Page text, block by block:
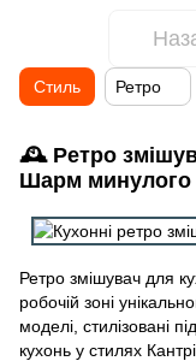
🕰️ Ретро
Шарм минулого
Ретро змішувач для
робочій зоні
моделі, стилізовані
кухонь у стилях
Стиль Ретро